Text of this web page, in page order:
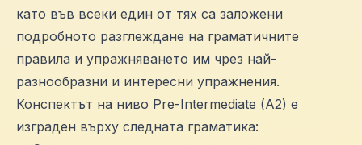
като във всеки един от тях са заложени
подробното разглеждане на граматичните
правила и упражняването им чрез най-
разнообразни и интересни упражнения.
Конспектът на ниво Pre-Intermediate (А2) е
изграден върху следната граматика: